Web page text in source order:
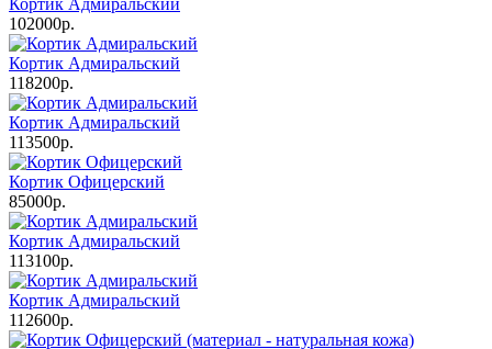
Кортик Адмиральский
102000р.
Кортик Адмиральский
118200р.
Кортик Адмиральский
113500р.
Кортик Офицерский
85000р.
Кортик Адмиральский
113100р.
Кортик Адмиральский
112600р.